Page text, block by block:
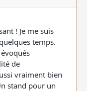
! Je me suis
temps.
de
vraiment bien
stand pour un